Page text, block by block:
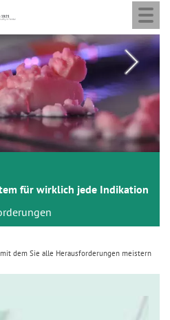
für wirklich jede Indikation
für wirklich jede Indikation
dem Sie alle Herausforderungen meistern